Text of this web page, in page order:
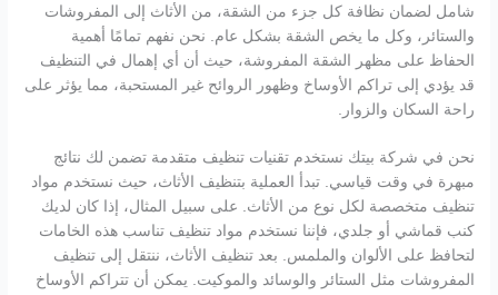
شامل لضمان نظافة كل جزء من الشقة، من الأثاث إلى المفروشات
والستائر، وكل ما يخص الشقة بشكل عام. نحن نفهم تمامًا أهمية
الحفاظ على مظهر الشقة المفروشة، حيث أن أي إهمال في التنظيف
قد يؤدي إلى تراكم الأوساخ وظهور الروائح غير المستحبة، مما يؤثر على
راحة السكان والزوار.
نحن في شركة بيتك نستخدم تقنيات تنظيف متقدمة تضمن لك نتائج
مبهرة في وقت قياسي. تبدأ العملية بتنظيف الأثاث، حيث نستخدم مواد
تنظيف متخصصة لكل نوع من الأثاث. على سبيل المثال، إذا كان لديك
كنب قماشي أو جلدي، فإننا نستخدم مواد تنظيف تناسب هذه الخامات
لتحافظ على الألوان والملمس. بعد تنظيف الأثاث، ننتقل إلى تنظيف
المفروشات مثل الستائر والوسائد والموكيت. يمكن أن تتراكم الأوساخ